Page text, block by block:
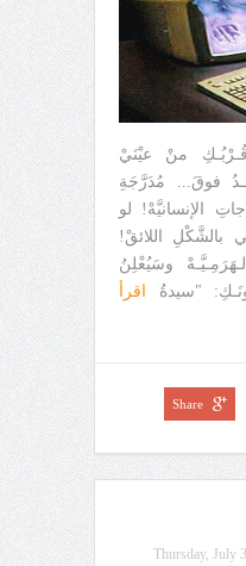
منْ عيْنَيْ
فوقَ... مُدَرَّجَةِ
الإنسانيَّهْ! لو
بالشَّكْلِ اللائقْ!
وسَيُعْلِنُ
"سيدةُ
اقرأ
Share
Thursday, July